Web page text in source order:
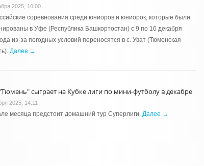
2025, 10:00
соревнования среди юниоров и юниорок, которые были
в Уфе (Республика Башкортостан) с 9 по 16 декабря
из-за погодных условий переносятся в с. Уват (Тюменская
Далее →
сыграет на Кубке лиги по мини-футболу в декабре
2025, 14:11
месяца предстоит домашний тур Суперлиги. Далее →